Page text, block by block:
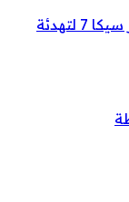
قناع غني بمستخلص سنتيلا آسياتيكا وسوبر سيكا 7 لتهدئة